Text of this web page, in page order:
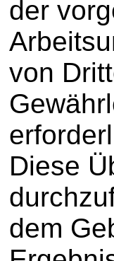
der
von
Diese
dem